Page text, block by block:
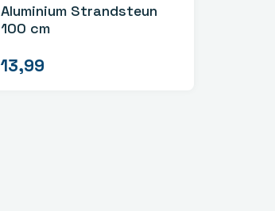
Aluminium Strandsteun
100 cm
13,99